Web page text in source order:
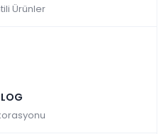
Ürünler